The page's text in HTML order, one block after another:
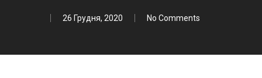
26 Грудня, 2020 No Comments